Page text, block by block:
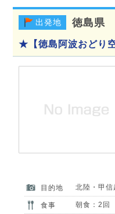
出発地 徳島県
★【徳島阿波おどり
目的地 北陸・甲信
食事 朝食：2